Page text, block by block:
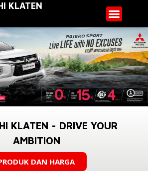
KLATEN
KLATEN - DRIVE YOUR
AMBITION
DAN HARGA